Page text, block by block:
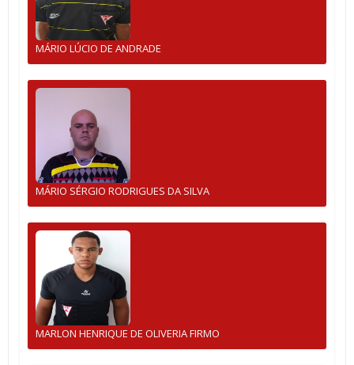
MÁRIO LÚCIO DE ANDRADE
MÁRIO SÉRGIO RODRIGUES DA SILVA
MARLON HENRIQUE DE OLIVERIA FIRMO